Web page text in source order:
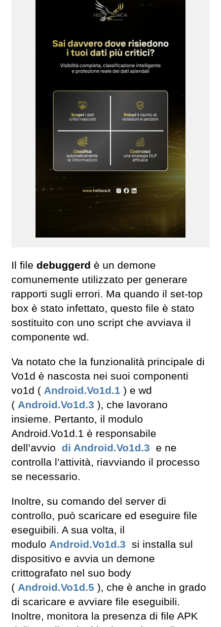
Il file debuggerd è un demone
comunemente utilizzato per generare
rapporti sugli errori. Ma quando il set-top
box è stato infettato, questo file è stato
sostituito con uno script che avviava il
componente wd.
Va notato che la funzionalità principale di
Vo1d è nascosta nei suoi componenti
vo1d ( Android.Vo1d.1 ) e wd
( Android.Vo1d.3 ), che lavorano
insieme. Pertanto, il modulo
Android.Vo1d.1 è responsabile
dell’avvio di Android.Vo1d.3 e ne
controlla l’attività, riavviando il processo
se necessario.
Inoltre, su comando del server di
controllo, può scaricare ed eseguire file
eseguibili. A sua volta, il
modulo Android.Vo1d.3 si installa sul
dispositivo e avvia un demone
crittografato nel suo body
( Android.Vo1d.5 ), che è anche in grado
di scaricare e avviare file eseguibili.
Inoltre, monitora la presenza di file APK